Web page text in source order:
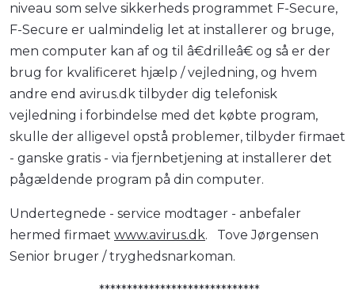
niveau som selve sikkerheds programmet F-Secure,
F-Secure er ualmindelig let at installerer og bruge,
men computer kan af og til â€drilleâ€ og så er der
brug for kvalificeret hjælp / vejledning, og hvem
andre end avirus.dk tilbyder dig telefonisk
vejledning i forbindelse med det købte program,
skulle der alligevel opstå problemer, tilbyder firmaet
- ganske gratis - via fjernbetjening at installerer det
pågældende program på din computer.
Undertegnede - service modtager - anbefaler
hermed firmaet www.avirus.dk. Tove Jørgensen
Senior bruger / tryghedsnarkoman.